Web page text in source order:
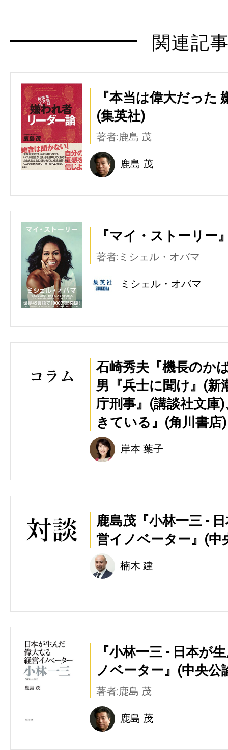
関連記
『本当は偉大だった
(集英社)
著者:鹿島 茂
鹿島 茂
『マイ・ストーリー
著者:ミシェル・オバマ
ミシェル・オバマ
石崎秀夫『機長のか
男『兵士に聞け』(新
庁刑事』(講談社文庫
きている』(角川書店)
岸本 葉子
鹿島茂『小林一三 -
営イノベーター』(中
楠木 建
『小林一三 - 日本が
ノベーター』(中央公
著者:鹿島 茂
鹿島 茂